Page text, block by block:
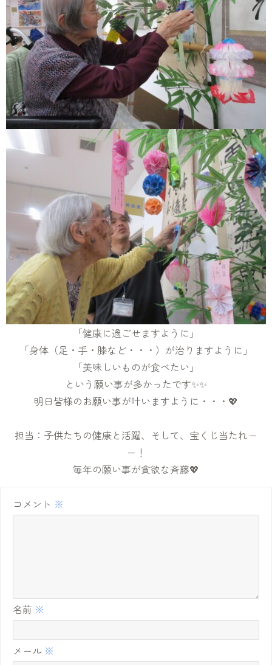
「健康に過ごせますように」
「身体（足・手・膝など・・・）が治りますように」
「美味しいものが食べたい」
という願い事が多かったです✨✨
明日皆様のお願い事が叶いますように・・・💖
担当：子供たちの健康と活躍、そして、宝くじ当たれー
ー！
毎年の願い事が貪欲な斉藤💖
コメント ※
名前 ※
メール ※